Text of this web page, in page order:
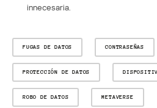
innecesaria.
FUGAS DE DATOS CONTRASEÑAS
PROTECCIÓN DE DATOS
ROBO DE DATOS METAVERSE